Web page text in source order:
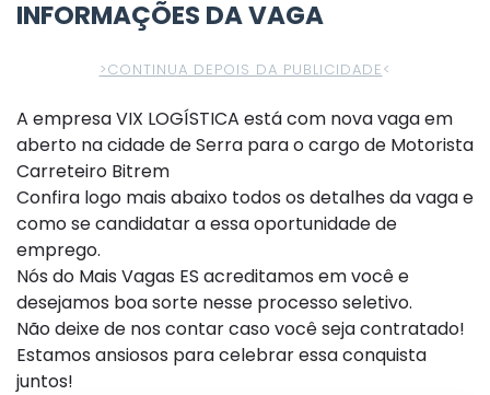
INFORMAÇÕES DA VAGA
>CONTINUA DEPOIS DA PUBLICIDADE<
A empresa VIX LOGÍSTICA está com nova vaga em
aberto na cidade de Serra para o cargo de Motorista
Carreteiro Bitrem
Confira logo mais abaixo todos os detalhes da vaga e
como se candidatar a essa oportunidade de
emprego.
Nós do Mais Vagas ES acreditamos em você e
desejamos boa sorte nesse processo seletivo.
Não deixe de nos contar caso você seja contratado!
Estamos ansiosos para celebrar essa conquista
juntos!